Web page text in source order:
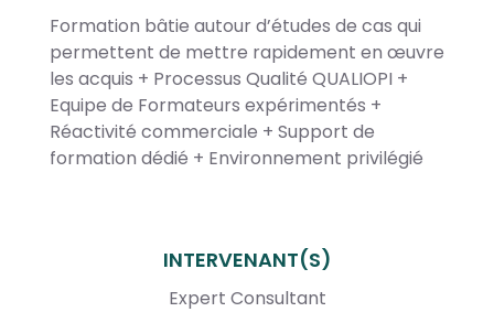
Formation bâtie autour d’études de cas qui
permettent de mettre rapidement en œuvre
les acquis + Processus Qualité QUALIOPI +
Equipe de Formateurs expérimentés +
Réactivité commerciale + Support de
formation dédié + Environnement privilégié
INTERVENANT(S)
Expert Consultant